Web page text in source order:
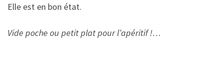
Elle est en bon état.
Vide poche ou petit plat pour l’apéritif !…